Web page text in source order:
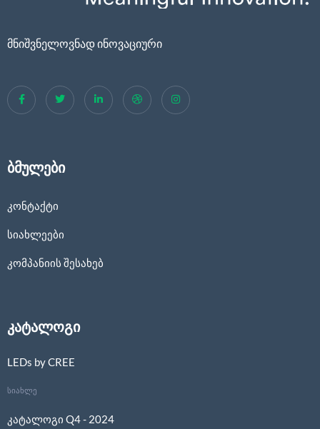
მნიშვნელოვნად ინოვაციური
ბმულები
კონტაქტი
სიახლეები
კომპანიის შესახებ
კატალოგი
LEDs by CREE
სიახლე
კატალოგი Q4 - 2024